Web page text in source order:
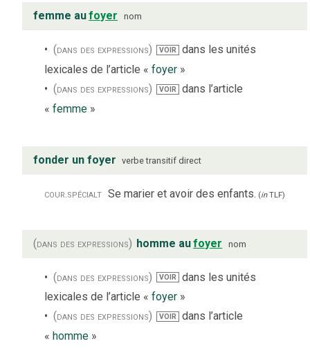
femme aufoyer nom
(dans des expressions) VOIR dans les unités
lexicales de l’article « foyer »
(dans des expressions)
VOIR dans l’article
« femme »
fonder un foyer verbe transitif direct
cour. spécialt Se marier et avoir des enfants. (inTLF)
(dans des expressions) homme aufoyer nom
(dans des expressions) VOIR
dans les unités
lexicales de l’article « foyer »
(dans des expressions)
VOIR
dans l’article
« homme »